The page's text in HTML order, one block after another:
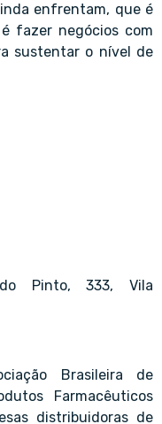
enfrentam, que é
fazer negócios com
sustentar o nível de
Pinto, 333, Vila
Brasileira de
Farmacêuticos
distribuidoras de